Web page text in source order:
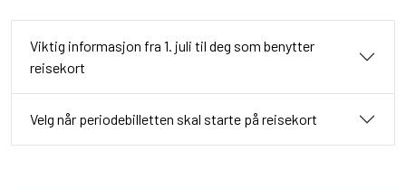
Viktig informasjon fra 1. juli til deg som benytter
reisekort
Velg når periodebilletten skal starte på reisekort